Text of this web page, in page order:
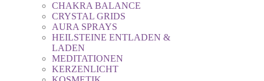
CHAKRA BALANCE
CRYSTAL GRIDS
AURA SPRAYS
HEILSTEINE ENTLADEN &
LADEN
MEDITATIONEN
KERZENLICHT